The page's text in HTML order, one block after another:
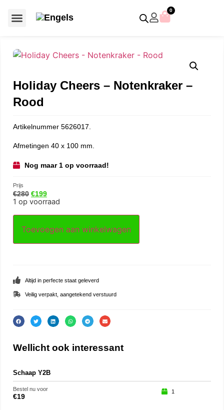
0
Holiday Cheers – Notenkraker –
Rood
Artikelnummer 5626017.
Afmetingen 40 x 100 mm.
Nog maar 1 op voorraad!
Prijs
€280 €199
1 op voorraad
Toevoegen aan winkelwagen
Altijd in perfecte staat geleverd
Veilig verpakt, aangetekend verstuurd
Wellicht ook interessant
Schaap Y2B
Bestel nu voor
€19
1